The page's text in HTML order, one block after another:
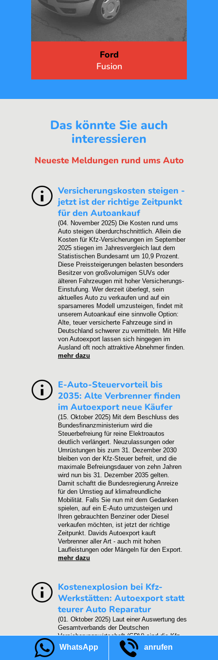
Fiat
Punto
Das könnte Sie auch
interessieren
Neueste Meldungen rund ums Auto
Versicherungskosten steigen -
jetzt ist der richtige Zeitpunkt
für den Autoankauf
(04. November 2025) Die Kosten rund ums
Auto steigen überdurchschnittlich. Allein die
Kosten für Kfz-Versicherungen im September
2025 stiegen im Jahresvergleich laut dem
Statistischen Bundesamt um 10,9 Prozent.
Diese Preissteigerungen belasten besonders
Besitzer von großvolumigen SUVs oder
älteren Fahrzeugen mit hoher Versicherungs-
Einstufung. Wer derzeit überlegt, sein
aktuelles Auto zu verkaufen und auf ein
sparsameres Modell umzusteigen, findet mit
unserem Autoankauf eine sinnvolle Option:
Alte, teuer versicherte Fahrzeuge sind in
Deutschland schwerer zu vermitteln. Mit Hilfe
von Autoexport lassen sich hingegen im
Ausland oft noch attraktive Abnehmer finden.
mehr dazu
E-Auto-Steuervorteil bis
2035: Alte Verbrenner finden
im Autoexport neue Käufer
(15. Oktober 2025) Mit dem Beschluss des
Bundesfinanzministerium wird die
Steuerbefreiung für reine Elektroautos
deutlich verlängert. Neuzulassungen oder
Umrüstungen bis zum 31. Dezember 2030
bleiben von der Kfz-Steuer befreit, und die
maximale Befreiungsdauer von zehn Jahren
wird nun bis 31. Dezember 2035 gelten.
Damit schaftt die Bundesregierung Anreize
für den Umstieg auf klimafreundliche
Mobilität. Falls Sie nun mit dem Gedanken
spielen, auf ein E-Auto umzusteigen und
Ihren gebrauchten Benziner oder Diesel
verkaufen möchten, ist jetzt der richtige
Zeitpunkt. Davids Autoexport kauft
Verbrenner aller Art - auch mit hohen
Laufleistungen oder Mängeln für den Export.
mehr dazu
Kostenexplosion bei Kfz-
Werkstätten: Autoexport statt
teurer Auto Reparatur
(01. Oktober 2025) Laut einer Auswertung des
Gesamtverbands der Deutschen
Versicherungswirtschaft (GDV) sind die Kfz-
Werktstatt Preise im Jahr 2025 gegenüber
2017 um 50 Prozent gestiegen. Der
WhatsApp anrufen